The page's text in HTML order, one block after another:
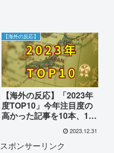
【海外の反応】
【海外の反応】「2023年
度TOP10」今年注目度の
高かった記事を10本、10
位から順番にご紹介！2023.12.31
スポンサーリンク